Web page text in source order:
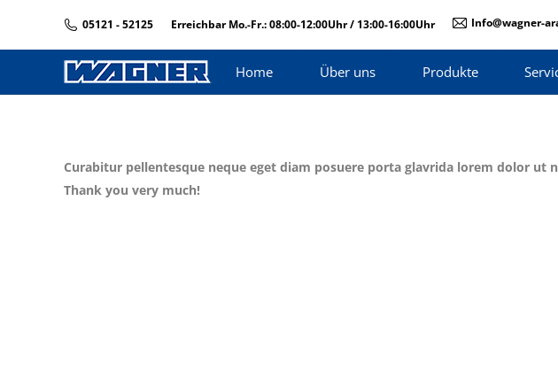
05121 - 52125 Erreichbar Mo.-Fr.: 08:00-12:00Uhr / 13:00-16:00Uhr Info@wagner-
Home Über uns Produkte
Curabitur pellentesque neque eget diam posuere porta glavrida lorem dolor ut
Thank you very much!